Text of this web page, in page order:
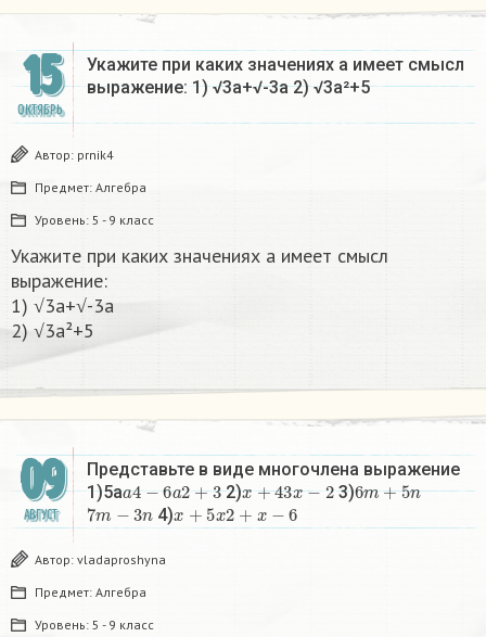
15
ОКТЯБРЬ
Укажите при каких значениях а имеет смысл
выражение: 1) √3а+√-3а 2) √3а²+5​
Автор: prnik4
Предмет: Алгебра
Уровень: 5 - 9 класс
Укажите при каких значениях а имеет смысл
выражение:
1) √3а+√-3а
2) √3а²+5​
09
АВГУСТ
Представьте в виде многочлена выражение
1)5a a 4 a + 3 2)x 4 3 3)6 +5 n
7m n 4) 5 2+ x 6
Автор: vladaproshyna
Предмет: Алгебра
Уровень: 5 - 9 класс